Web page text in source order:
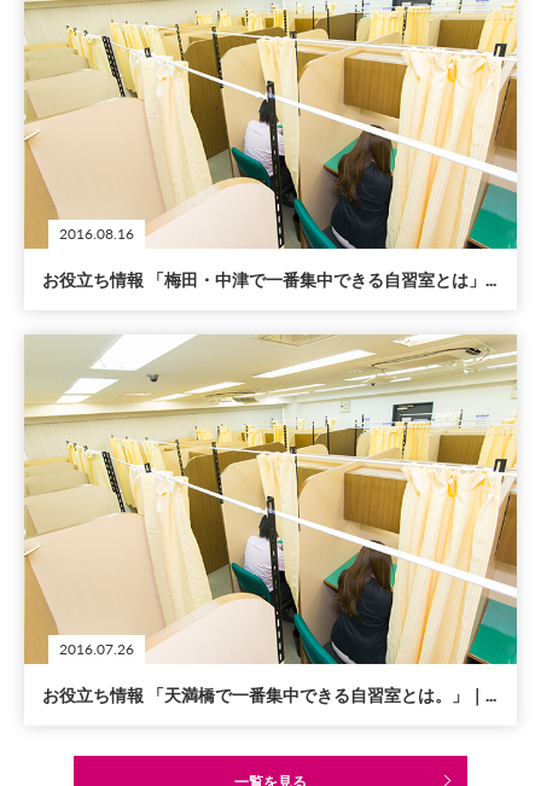
2016.08.16
お役立ち情報 「梅田・中津で一番集中できる自習室とは」...
2016.07.26
お役立ち情報 「天満橋で一番集中できる自習室とは。」｜...
一覧を見る